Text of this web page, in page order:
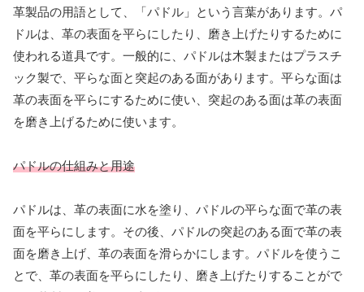
革製品の用語として、「パドル」という言葉があります。パ
ドルは、革の表面を平らにしたり、磨き上げたりするために
使われる道具です。一般的に、パドルは木製またはプラスチ
ック製で、平らな面と突起のある面があります。平らな面は
革の表面を平らにするために使い、突起のある面は革の表面
を磨き上げるために使います。
パドルの仕組みと用途
パドルは、革の表面に水を塗り、パドルの平らな面で革の表
面を平らにします。その後、パドルの突起のある面で革の表
面を磨き上げ、革の表面を滑らかにします。パドルを使うこ
とで、革の表面を平らにしたり、磨き上げたりすることがで